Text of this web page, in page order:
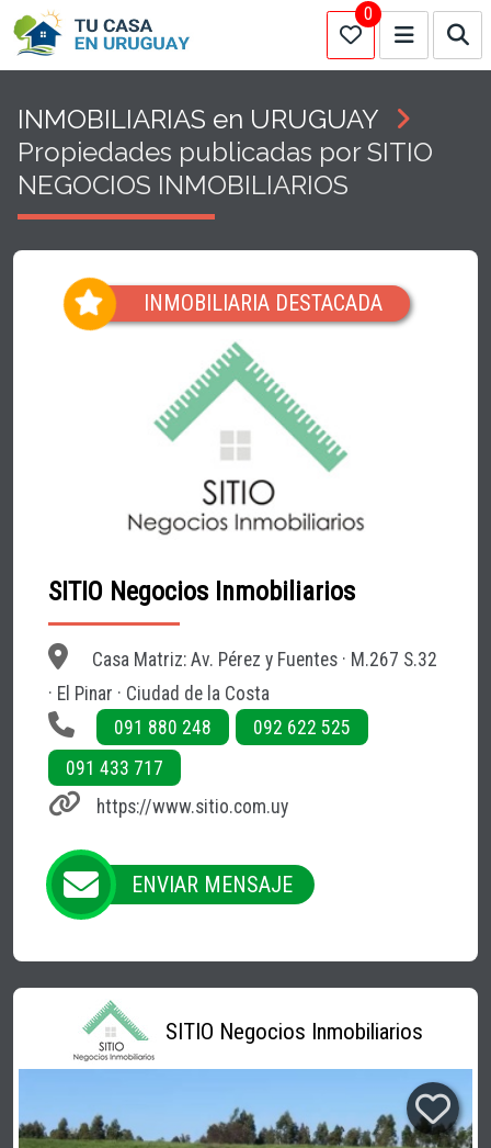
0
INMOBILIARIAS en URUGUAY
Propiedades publicadas por SITIO
NEGOCIOS INMOBILIARIOS
INMOBILIARIA DESTACADA
SITIO Negocios Inmobiliarios
Casa Matriz: Av. Pérez y Fuentes · M.267 S.32
· El Pinar · Ciudad de la Costa
091 880 248
092 622 525
091 433 717
https://www.sitio.com.uy
ENVIAR MENSAJE
SITIO Negocios Inmobiliarios